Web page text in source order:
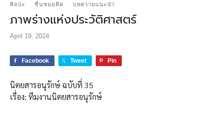
ศิลปะ ชื่นชมอดีต บทความแนะนำ
ภาพร่างแห่งประวัติศาสตร์
April 19, 2024
Facebook Tweet Pin
นิตยสารอนุรักษ์ ฉบับที่ 35
เรื่อง: ทีมงานนิตยสารอนุรักษ์